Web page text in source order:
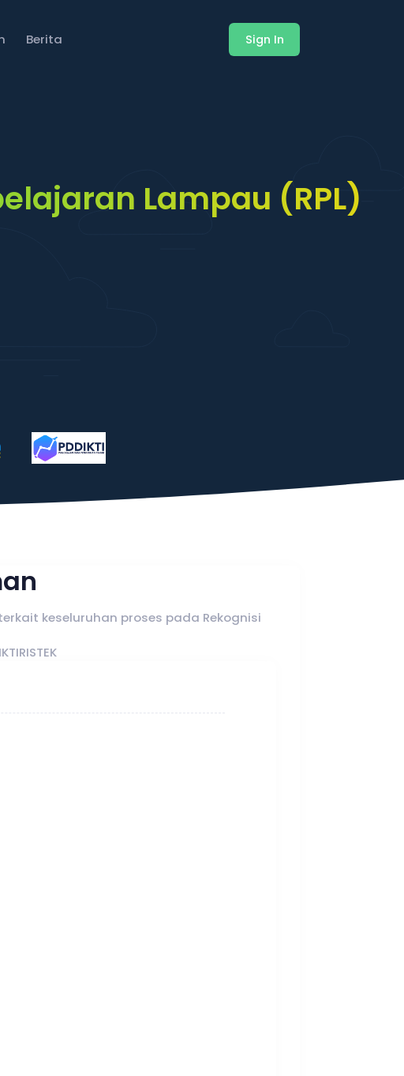
Berita Sign In
Lampau (RPL)
keseluruhan proses pada Rekognisi